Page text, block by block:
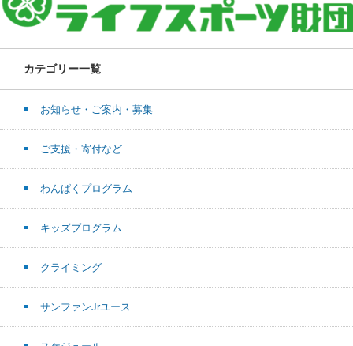
カテゴリー一覧
お知らせ・ご案内・募集
ご支援・寄付など
わんぱくプログラム
キッズプログラム
クライミング
サンファンJrユース